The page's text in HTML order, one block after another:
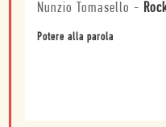
Nunzio Tomasello -
Potere alla parola